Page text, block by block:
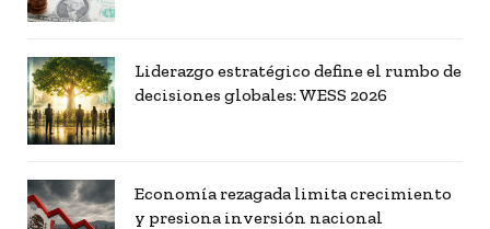
Liderazgo estratégico define el rumbo de
decisiones globales: WESS 2026
Economía rezagada limita crecimiento
y presiona inversión nacional